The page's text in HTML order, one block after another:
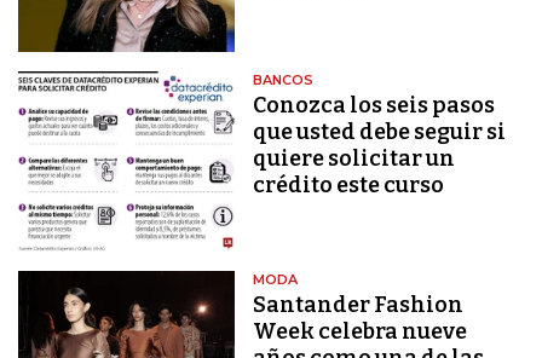
BANCOS
Conozca los seis pasos
que usted debe seguir si
quiere solicitar un
crédito este curso
MODA
Santander Fashion
Week celebra nueve